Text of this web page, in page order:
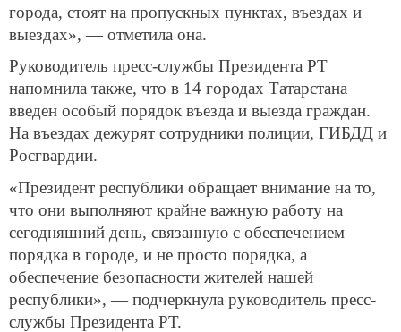
города, стоят на пропускных пунктах, въездах и
выездах», — отметила она.
Руководитель пресс-службы Президента РТ
напомнила также, что в 14 городах Татарстана
введен особый порядок въезда и выезда граждан.
На въездах дежурят сотрудники полиции, ГИБДД и
Росгвардии.
«Президент республики обращает внимание на то,
что они выполняют крайне важную работу на
сегодняшний день, связанную с обеспечением
порядка в городе, и не просто порядка, а
обеспечение безопасности жителей нашей
республики», — подчеркнула руководитель пресс-
службы Президента РТ.